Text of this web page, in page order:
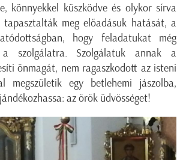
könnyekkel küszködve és olykor sírva
meg előadásuk hatását, a
hogy feladatukat még
szolgálatra. Szolgálatuk annak a
önmagát, nem ragaszkodott az isteni
megszületik egy betlehemi jászolba,
az örök üdvösséget!